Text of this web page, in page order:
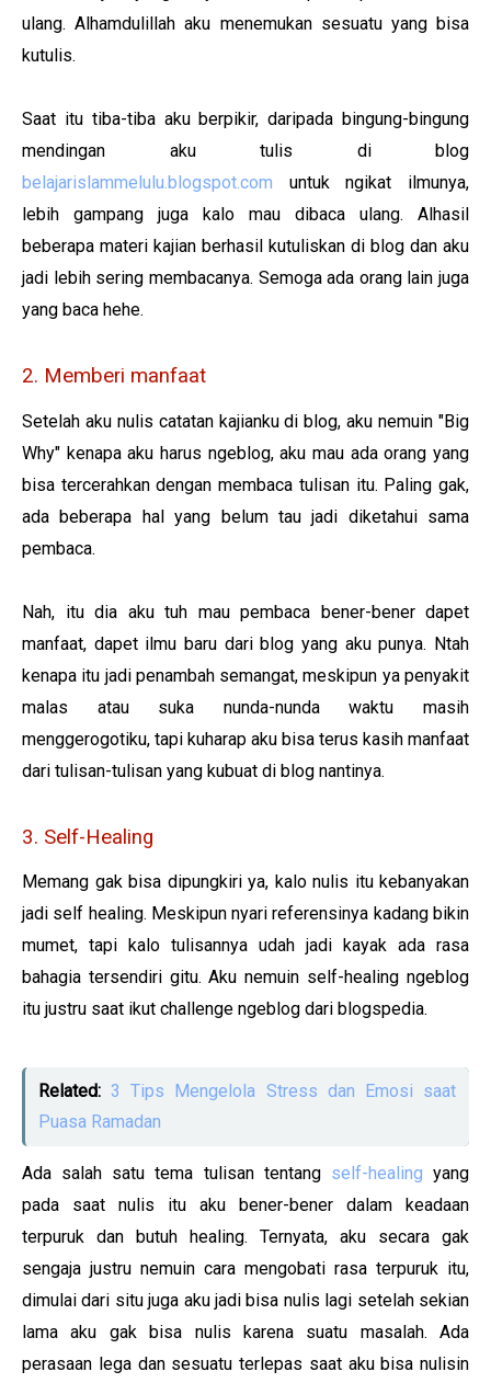
ulang. Alhamdulillah aku menemukan sesuatu yang bisa
kutulis.
Saat itu tiba-tiba aku berpikir, daripada bingung-bingung
mendingan aku tulis di blog
belajarislammelulu.blogspot.com untuk ngikat ilmunya,
lebih gampang juga kalo mau dibaca ulang. Alhasil
beberapa materi kajian berhasil kutuliskan di blog dan aku
jadi lebih sering membacanya. Semoga ada orang lain juga
yang baca hehe.
2. Memberi manfaat
Setelah aku nulis catatan kajianku di blog, aku nemuin "Big
Why" kenapa aku harus ngeblog, aku mau ada orang yang
bisa tercerahkan dengan membaca tulisan itu. Paling gak,
ada beberapa hal yang belum tau jadi diketahui sama
pembaca.
Nah, itu dia aku tuh mau pembaca bener-bener dapet
manfaat, dapet ilmu baru dari blog yang aku punya. Ntah
kenapa itu jadi penambah semangat, meskipun ya penyakit
malas atau suka nunda-nunda waktu masih
menggerogotiku, tapi kuharap aku bisa terus kasih manfaat
dari tulisan-tulisan yang kubuat di blog nantinya.
3. Self-Healing
Memang gak bisa dipungkiri ya, kalo nulis itu kebanyakan
jadi self healing. Meskipun nyari referensinya kadang bikin
mumet, tapi kalo tulisannya udah jadi kayak ada rasa
bahagia tersendiri gitu. Aku nemuin self-healing ngeblog
itu justru saat ikut challenge ngeblog dari blogspedia.
Related:3 Tips Mengelola Stress dan Emosi saat
Puasa Ramadan
Ada salah satu tema tulisan tentang self-healing yang
pada saat nulis itu aku bener-bener dalam keadaan
terpuruk dan butuh healing. Ternyata, aku secara gak
sengaja justru nemuin cara mengobati rasa terpuruk itu,
dimulai dari situ juga aku jadi bisa nulis lagi setelah sekian
lama aku gak bisa nulis karena suatu masalah. Ada
perasaan lega dan sesuatu terlepas saat aku bisa nulisin